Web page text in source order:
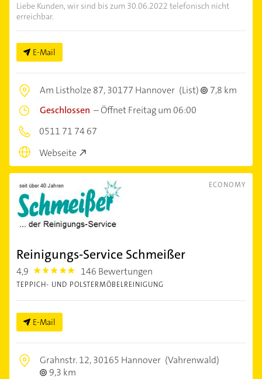
Liebe Kunden, wir sind bis zum 30.06.2022 telefonisch nicht
erreichbar.
E-Mail
Am Listholze 87,30177 Hannover (List)
7,8 km
Geschlossen –Öffnet Freitag um 06:00
0511 71 74 67
Webseite
ECONOMY
Reinigungs-Service Schmeißer
4,9 4.9 146 Bewertungen
TEPPICH- UND POLSTERMÖBELREINIGUNG
E-Mail
Grahnstr. 12,30165 Hannover (Vahrenwald)
9,3 km